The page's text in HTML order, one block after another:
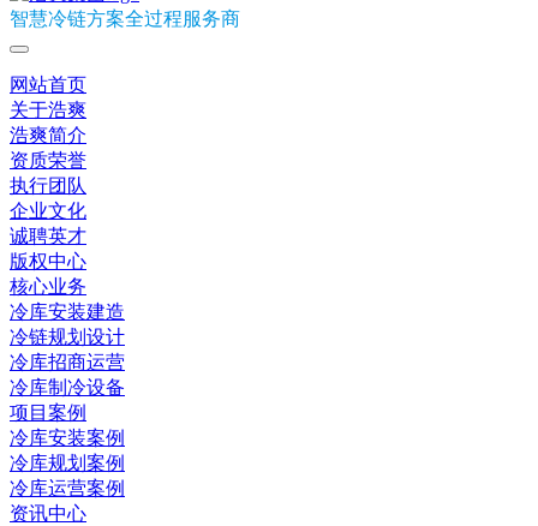
智慧冷链方案全过程服务商
网站首页
关于浩爽
浩爽简介
资质荣誉
执行团队
企业文化
诚聘英才
版权中心
核心业务
冷库安装建造
冷链规划设计
冷库招商运营
冷库制冷设备
项目案例
冷库安装案例
冷库规划案例
冷库运营案例
资讯中心